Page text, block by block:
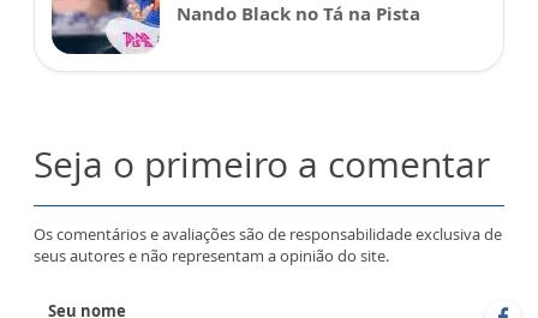
Nando Black no Tá na Pista
Seja o primeiro a comentar
Os comentários e avaliações são de responsabilidade exclusiva de
seus autores e não representam a opinião do site.
Seu nome